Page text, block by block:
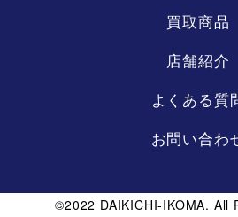
買取商品
店舗紹介
よくある質
お問い合わ
©2022 DAIKICHI-IKOMA. All